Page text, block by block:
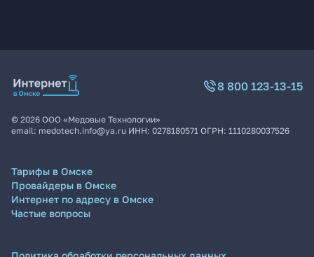
8 800 123-13-15
© 2026 ООО «Медовые Технологии»
email: medotech.info@ya.ru ИНН: 0278180571 ОГРН: 1110280037526
Тарифы в Омске
Провайдеры в Омске
Интернет по адресу в Омске
Частые вопросы